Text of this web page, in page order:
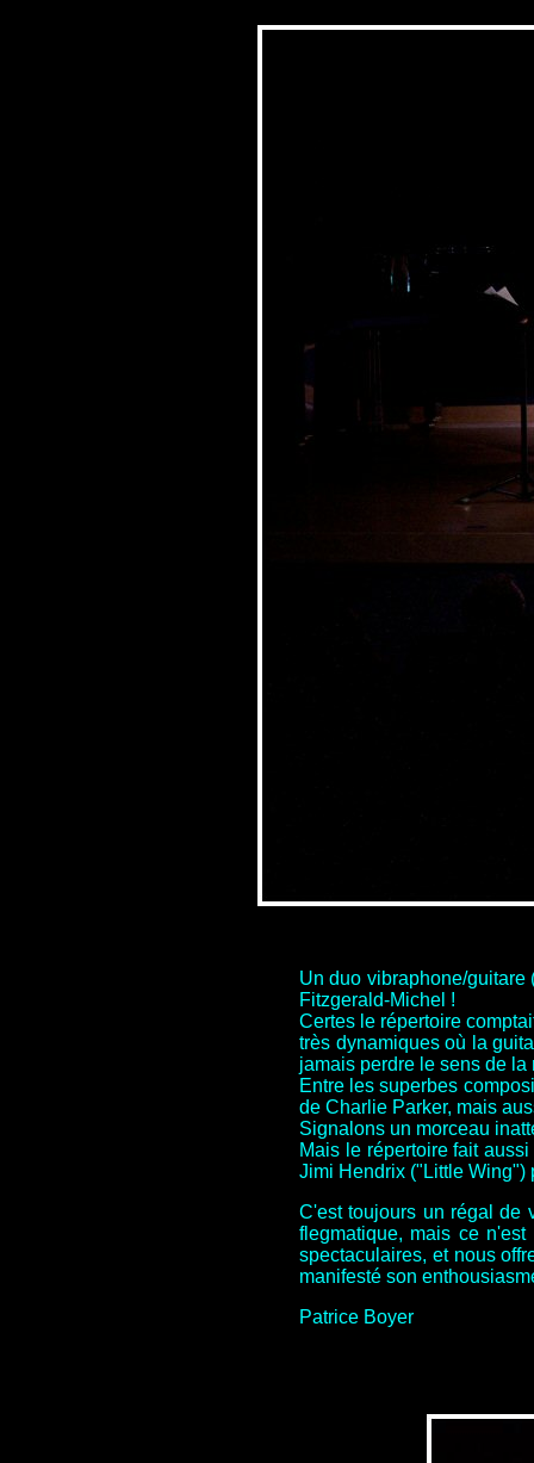
Un duo vibraphone/guitare
Fitzgerald-Michel !
Certes le répertoire
très dynamiques où la
jamais perdre le sens de la
Entre les superbes
de Charlie Parker, mais
Signalons un morceau
Mais le répertoire fait
Jimi Hendrix ("Little Wing")
C'est toujours un régal de
flegmatique, mais ce
spectaculaires, et nous
manifesté son
Patrice Boyer